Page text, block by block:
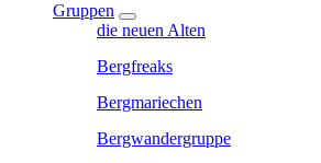
Gruppen
die neuen Alten
Bergfreaks
Bergmariechen
Bergwandergruppe